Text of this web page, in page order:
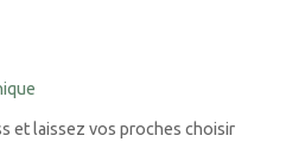
et laissez vos proches choisir